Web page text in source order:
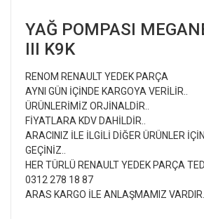
YAĞ POMPASI
III K9K
RENOM RENAULT YEDEK PARÇA
AYNI GÜN İÇİNDE KARGOYA VERİLİR..
ÜRÜNLERİMİZ ORJİNALDİR..
FİYATLARA KDV DAHİLDİR..
ARACINIZ İLE İLGİLİ DİĞER ÜRÜNLER
GEÇİNİZ..
HER TÜRLÜ RENAULT YEDEK PARÇA
0312 278 18 87
ARAS KARGO İLE ANLAŞMAMIZ VARDIR...